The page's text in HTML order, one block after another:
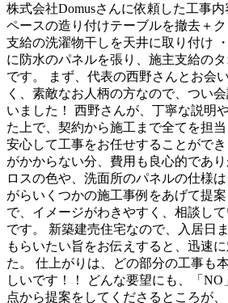
株式会社Domusさんに依頼した工事
ペースの造り付けテーブルを撤去＋
支給の洗濯物干しを天井に取り付け
に防水のパネルを張り、施主支給の
です。 まず、代表の西野さんとお会
く、素敵なお人柄の方なので、つい
いました！ 西野さんが、丁寧な説明
た上で、契約から施工まで全てを担当
安心して工事をお任せすることがで
がかからない分、費用も良心的であ
ロスの色や、洗面所のパネルの仕様
がらいくつかの施工事例をあげて提
で、イメージがわきやすく、相談し
です。 新築建売住宅なので、入居日
もらいたい旨をお伝えすると、迅速
た。 仕上がりは、どの部分の工事も
しいです！！ どんな要望にも、「
点から提案をしてくださるところが、